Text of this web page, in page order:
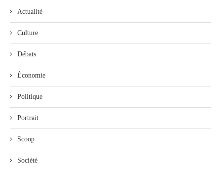
Actualité
Culture
Débats
Économie
Politique
Portrait
Scoop
Société